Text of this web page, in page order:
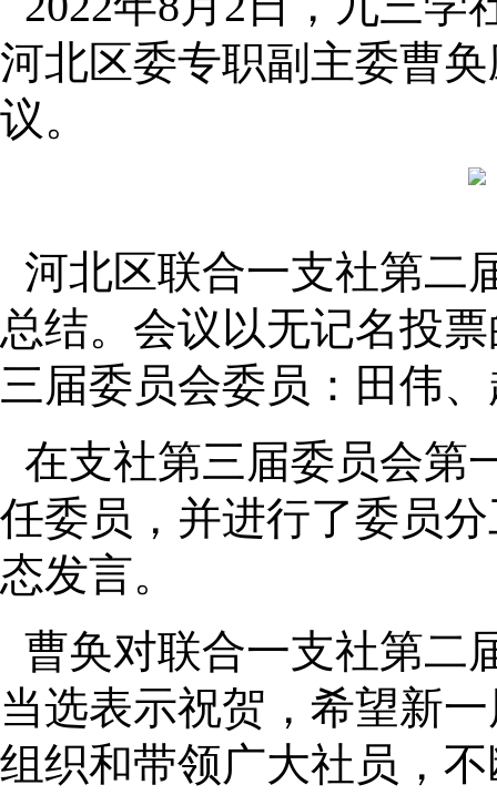
河北区委专职副主委曹
议。
河北区联合一支社第二
总结。会议以无记名投
三届委员会委员：田伟
在支社第三届委员会第
任委员，并进行了委员
态发言。
曹奂对联合一支社第二
当选表示祝贺，希望新
组织和带领广大社员，